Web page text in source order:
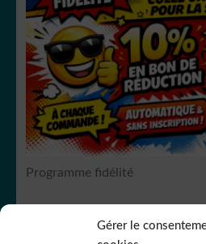
Gérer le
Programme fidélité
RCS Bergerac SIREN 751